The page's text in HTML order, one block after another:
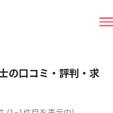
の口コミ・評判・求